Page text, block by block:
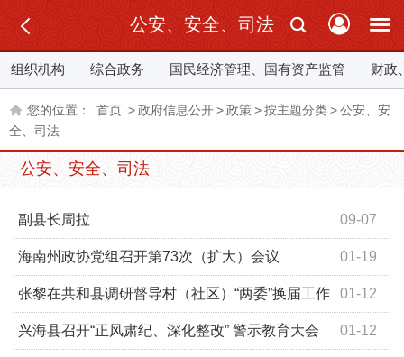
公安、安全、司法
组织机构 综合政务 国民经济管理、国有资产监管 财政
您的位置： 首页 >政府信息公开>政策>按主题分类>公安、安
全、司法
公安、安全、司法
09-07
副县长周拉
01-19
海南州政协党组召开第73次（扩大）会议
01-12
张黎在共和县调研督导村（社区）“两委”换届工作
时强调依法依规选好“领头雁”配强“贴心人”心无旁骛担当新
01-12
兴海县召开“正风肃纪、深化整改” 警示教育大会